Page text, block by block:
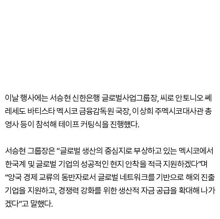
이날 행사에는 서승현 신한은행 글로벌사업그룹장, 씨로 안토니오 쎄
레세도 바티스타 멕시코 금융감독원 국장, 이상희 주멕시코대사관 총
영사 등이 참석해 테이프 커팅식을 진행했다.
서승현 그룹장은 “글로벌 생산의 중심지로 부상하고 있는 멕시코에서
한국계 및 글로벌 기업의 성공적인 현지 안착을 적극 지원하겠다”며
“양국 경제 교류의 동반자로서 글로벌 네트워크를 기반으로 해외 진출
기업을 지원하고, 경쟁력 강화를 위한 생산적 자금 공급을 확대해 나가
겠다”고 말했다.